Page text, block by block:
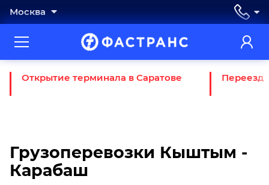
Москва
Открытие терминала в Саратове Переезд
Грузоперевозки Кыштым -
Карабаш